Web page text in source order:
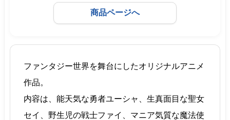
商品ページへ
ファンタジー世界を舞台にしたオリジナルアニメ
作品。
内容は、能天気な勇者ユーシャ、生真面目な聖女
セイ、野生児の戦士ファイ、マニア気質な魔法使